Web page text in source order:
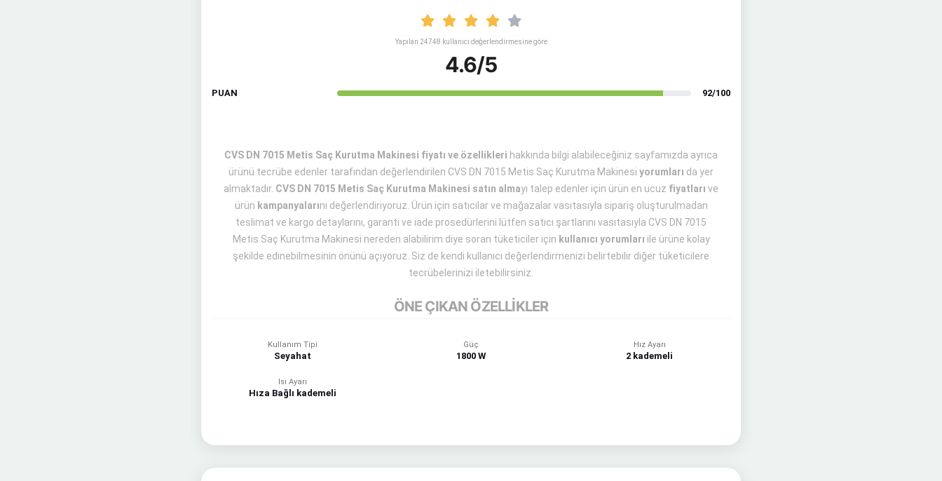
Yapılan 24748 kullanıcı değerlendirmesine göre
4.6/5
PUAN 92/100
CVS DN 7015 Metis Saç Kurutma Makinesi fiyatı ve özellikleri hakkında bilgi alabileceğiniz sayfamızda ayrıca
ürünü tecrübe edenler tarafından değerlendirilen CVS DN 7015 Metis Saç Kurutma Makinesi yorumları da yer
almaktadır. CVS DN 7015 Metis Saç Kurutma Makinesi satın almayı talep edenler için ürün en ucuz fiyatları ve
ürün kampanyalarını değerlendiriyoruz. Ürün için satıcılar ve mağazalar vasıtasıyla sipariş oluşturulmadan
teslimat ve kargo detaylarını, garanti ve iade prosedürlerini lütfen satıcı şartlarını vasıtasıyla CVS DN 7015
Metis Saç Kurutma Makinesi nereden alabilirim diye soran tüketiciler için kullanıcı yorumları ile ürüne kolay
şekilde edinebilmesinin önünü açıyoruz. Siz de kendi kullanıcı değerlendirmenizi belirtebilir diğer tüketicilere
tecrübelerinizi iletebilirsiniz.
ÖNE ÇIKAN ÖZELLİKLER
Kullanım Tipi
Seyahat
Güç
1800 W
Hız Ayarı
2 kademeli
Isı Ayarı
Hıza Bağlı kademeli